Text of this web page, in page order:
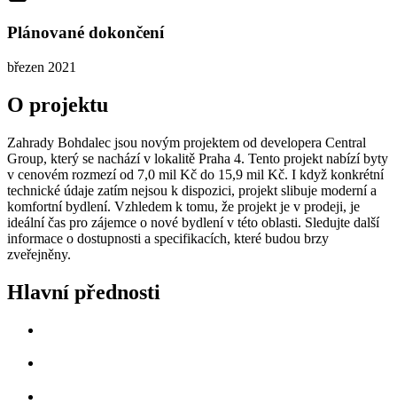
Plánované dokončení
březen 2021
O projektu
Zahrady Bohdalec jsou novým projektem od developera Central
Group, který se nachází v lokalitě Praha 4. Tento projekt nabízí byty
v cenovém rozmezí od 7,0 mil Kč do 15,9 mil Kč. I když konkrétní
technické údaje zatím nejsou k dispozici, projekt slibuje moderní a
komfortní bydlení. Vzhledem k tomu, že projekt je v prodeji, je
ideální čas pro zájemce o nové bydlení v této oblasti. Sledujte další
informace o dostupnosti a specifikacích, které budou brzy
zveřejněny.
Hlavní přednosti